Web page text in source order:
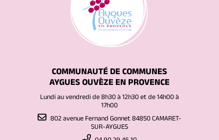
COMMUNAUTÉ DE COMMUNES
AYGUES OUVÈZE EN PROVENCE
Lundi au vendredi de 8h30 à 12h30 et de 14h00 à
17h00
802 avenue Fernand Gonnet 84850 CAMARET-
SUR-AYGUES